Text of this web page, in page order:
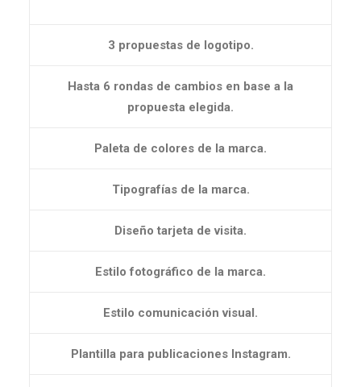
3 propuestas de logotipo.
Hasta 6 rondas de cambios en base a la
propuesta elegida.
Paleta de colores de la marca.
Tipografías de la marca.
Diseño tarjeta de visita.
Estilo fotográfico de la marca.
Estilo comunicación visual.
Plantilla para publicaciones Instagram.